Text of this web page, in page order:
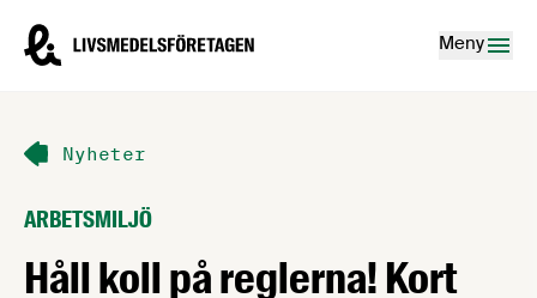
Livsmedelsföretagen – till startsidan
Meny
Nyheter
ARBETSMILJÖ
Håll koll på reglerna! Kort